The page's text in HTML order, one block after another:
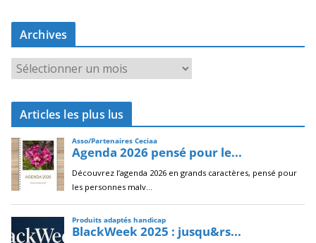
Archives
r
c
i
v
e
s
Articles les plus lus